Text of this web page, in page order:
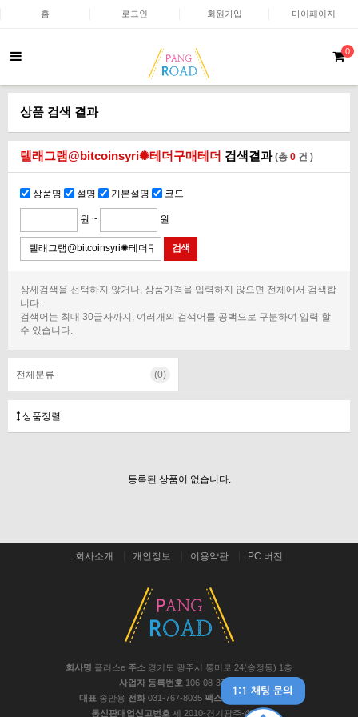
홈 로그인 회원가입 마이페이지
0
상품 검색 결과
텔래그램@bitcoinsyri✺테더구매테더 검색결과(총 0 건 )
상품명 설명 기본설명 코드
원 ~ 원
상세검색을 선택하지 않거나, 상품가격을 입력하지 않으면 전체에서 검색합
니다.
검색어는 최대 30글자까지, 여러개의 검색어를 공백으로 구분하여 입력 할
수 있습니다.
전체분류 (0)
상품정렬
등록된 상품이 없습니다.
회사소개 개인정보 이용약관 PC 버전
회사명 플러스e 주소 경기도 광주시 통미로 24(송정동) 1층
사업자 등록번호 106-08-37441
대표 송안용 전화 031-767-8035 팩스 031-767-8048
통신판매업신고번호 제 2010-경기광주-467호